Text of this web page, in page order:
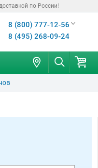
по России!
8 (800) 777-12-56
8 (495) 268-09-24